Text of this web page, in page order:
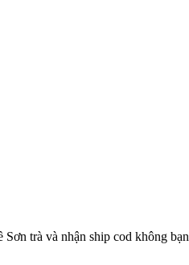
trà và nhận ship cod không bạn